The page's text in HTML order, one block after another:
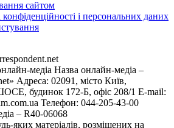
сайтом
і персональних даних
медіа Назва онлайн-медіа –
Адреса: 02091, місто Київ,
будинок 172-Б, офіс 208/1 E-mail:
Телефон: 044-205-43-00
– R40-06068
яких матеріалів, розміщених на